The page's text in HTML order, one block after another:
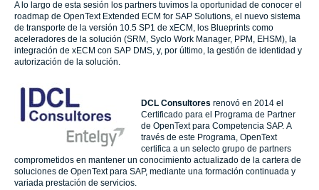
A lo largo de esta sesión los partners tuvimos la oportunidad de conocer el
roadmap de OpenText Extended ECM for SAP Solutions, el nuevo sistema
de transporte de la versión 10.5 SP1 de xECM, los Blueprints como
aceleradores de la solución (SRM, Syclo Work Manager, PPM, EHSM), la
integración de xECM con SAP DMS, y, por último, la gestión de identidad y
autorización de la solución.
DCL Consultores renovó en 2014 el
Certificado para el Programa de Partner
de OpenText para Competencia SAP. A
través de este Programa, OpenText
certifica a un selecto grupo de partners
comprometidos en mantener un conocimiento actualizado de la cartera de
soluciones de OpenText para SAP, mediante una formación continuada y
variada prestación de servicios.